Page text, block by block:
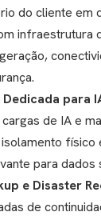
do cliente em
infraestrutura
Dedicada para
de IA e
físico
para dados
e Disaster
de